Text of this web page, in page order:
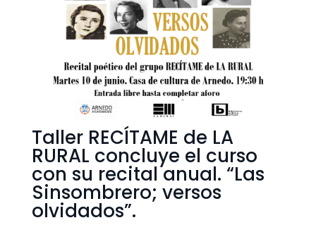
Taller RECÍTAME de LA
RURAL concluye el curso
con su recital anual. “Las
Sinsombrero; versos
olvidados”.